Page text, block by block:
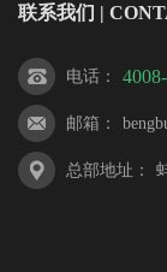
联系我们 |
电话 ：
邮箱 ：
总部地址 ：